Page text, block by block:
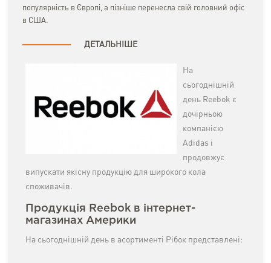
популярність в Європі, а пізніше перенесла свій головний офіс
в США.
ДЕТАЛЬНІШЕ
На
сьогоднішній
день Reebok є
дочірньою
компанією
Adidas і
продовжує
випускати якісну продукцію для широкого кола
споживачів.
Продукція Reebok в інтернет-
магазинах Америки
На сьогоднішній день в асортименті Рібок представлені: